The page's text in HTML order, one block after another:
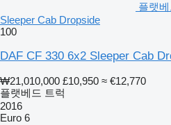
플랫
Sleeper Cab Dropside
100
DAF CF 330 6x2 Sleeper Cab
₩21,010,000 £10,950 ≈ €12,770
플랫베드 트럭
2016
Euro 6